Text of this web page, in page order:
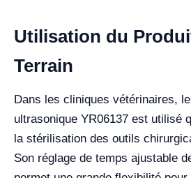
Utilisation du
Terrain
Dans les cliniques vétérinaires,
ultrasonique YR06137 est utilisé
la stérilisation des outils
Son réglage de temps ajustable